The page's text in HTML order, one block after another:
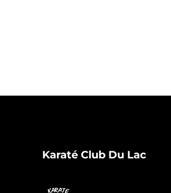
Karaté Club Du Lac